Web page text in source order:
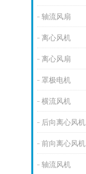
轴流风扇
离心风机
离心风扇
罩极电机
横流风机
后向离心风机
前向离心风机
轴流风机